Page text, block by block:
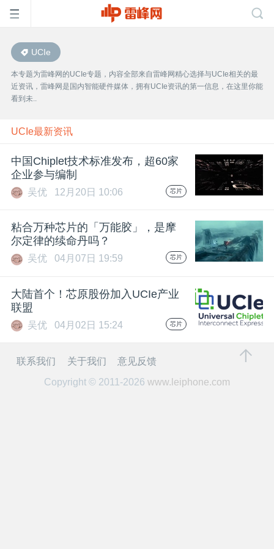
首
页
雷
峰
公
动
UCIe
本专题为雷峰网的UCIe专题，内容全部来自雷峰网精心选择与UCIe相关的最
近资讯，雷峰网是国内智能硬件媒体，拥有UCIe资讯的第一信息，在这里你能
看到未..
UCIe最新资讯
中国Chiplet技术标准发布，超60家
企业参与编制
吴优 12月20日 10:06 芯片
粘合万种芯片的「万能胶」，是摩
尔定律的续命丹吗？
吴优 04月07日 19:59 芯片
大陆首个！芯原股份加入UCIe产业
联盟
吴优 04月02日 15:24 芯片
联系我们 关于我们
意见反馈
Copyright © 2011-2026 www.leiphone.com